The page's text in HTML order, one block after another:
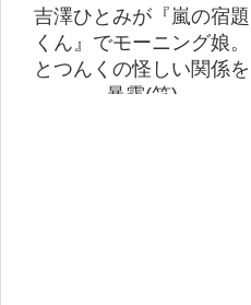
吉澤ひとみが『嵐の宿題
くん』でモーニング娘。
とつんくの怪しい関係を
暴露(笑)